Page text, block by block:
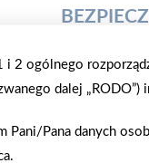
16 września
Włodawie
zostały
i 2 ogólnego
dalej „RODO”)
Pani/Pana danych